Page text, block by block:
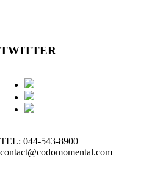
TWITTER
TEL: 044-543-8900
contact@codomomental.com